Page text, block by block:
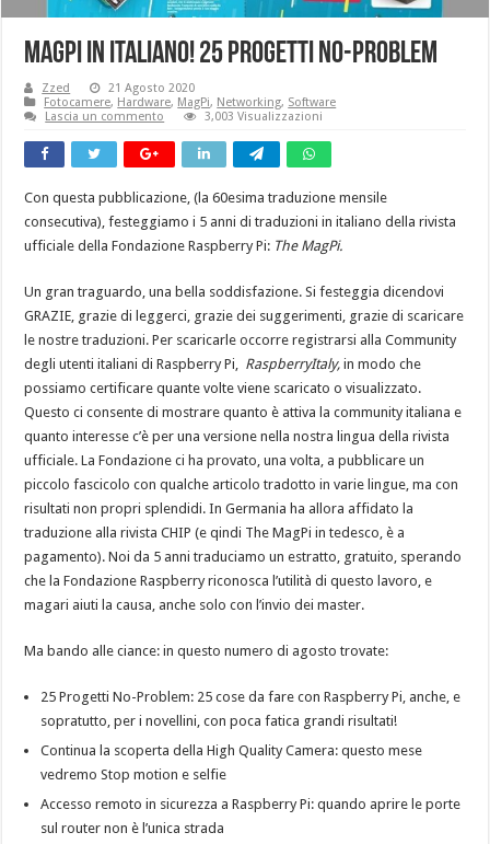
MagPi in italiano! 25 Progetti No-Problem
Zzed
21 Agosto 2020
Fotocamere, Hardware, MagPi, Networking, Software
Lascia un commento
3,003 Visualizzazioni
Con questa pubblicazione, (la 60esima traduzione mensile
consecutiva), festeggiamo i 5 anni di traduzioni in italiano della rivista
ufficiale della Fondazione Raspberry Pi: The MagPi.
Un gran traguardo, una bella soddisfazione. Si festeggia dicendovi
GRAZIE, grazie di leggerci, grazie dei suggerimenti, grazie di scaricare
le nostre traduzioni. Per scaricarle occorre registrarsi alla Community
degli utenti italiani di Raspberry Pi, RaspberryItaly,in modo che
possiamo certificare quante volte viene scaricato o visualizzato.
Questo ci consente di mostrare quanto è attiva la community italiana e
quanto interesse c’è per una versione nella nostra lingua della rivista
ufficiale. La Fondazione ci ha provato, una volta, a pubblicare un
piccolo fascicolo con qualche articolo tradotto in varie lingue, ma con
risultati non propri splendidi. In Germania ha allora affidato la
traduzione alla rivista CHIP (e qindi The MagPi in tedesco, è a
pagamento). Noi da 5 anni traduciamo un estratto, gratuito, sperando
che la Fondazione Raspberry riconosca l’utilità di questo lavoro, e
magari aiuti la causa, anche solo con l’invio dei master.
Ma bando alle ciance: in questo numero di agosto trovate:
25 Progetti No-Problem: 25 cose da fare con Raspberry Pi, anche, e
sopratutto, per i novellini, con poca fatica grandi risultati!
Continua la scoperta della High Quality Camera: questo mese
vedremo Stop motion e selfie
Accesso remoto in sicurezza a Raspberry Pi: quando aprire le porte
sul router non è l’unica strada